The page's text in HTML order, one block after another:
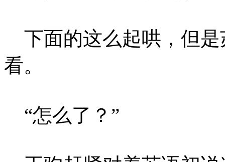
下面的这么起哄，但是
看。
“怎么了？”